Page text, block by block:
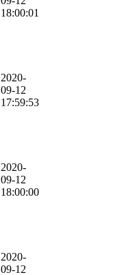
18:00:01
2020-
09-12
17:59:53
2020-
09-12
18:00:00
2020-
09-12